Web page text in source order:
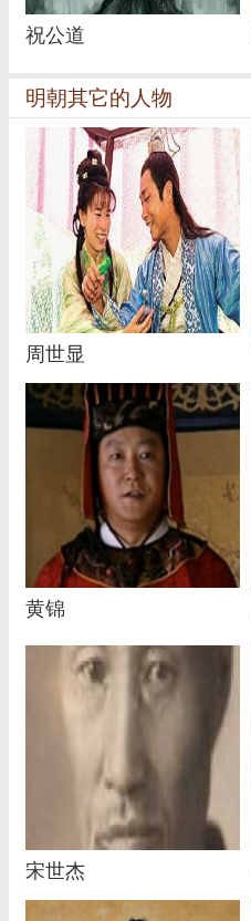
祝公道
明朝其它的人物
周世显
黄锦
宋世杰